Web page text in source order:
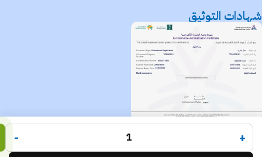
شهادات التوثيق
جميع الحقوق محفوظة لـمتجر بيت التكييف© 2025.
تم التطوير بواسطةCode Times +
-